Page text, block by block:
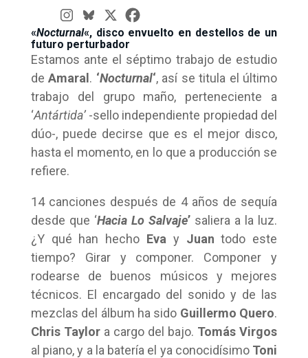
«Nocturnal«, disco envuelto en destellos de un
futuro perturbador
Estamos ante el séptimo trabajo de estudio
deAmaral . ‘Nocturnal‘, así se titula el último
trabajo del grupo maño, perteneciente a
‘Antártida’-sello independiente propiedad del
dúo-, puede decirse que es el mejor disco,
hasta el momento, en lo que a producción se
refiere.
14 canciones después de 4 años de sequía
desde que ‘Hacia Lo Salvaje’ saliera a la luz.
¿Y qué han hecho Eva y Juan todo este
tiempo? Girar y componer. Componer y
rodearse de buenos músicos y mejores
técnicos. El encargado del sonido y de las
mezclas del álbum ha sido Guillermo Quero.
Chris Taylora cargo del bajo. Tomás Virgos
al piano, y a la batería el ya conocidísimo Toni